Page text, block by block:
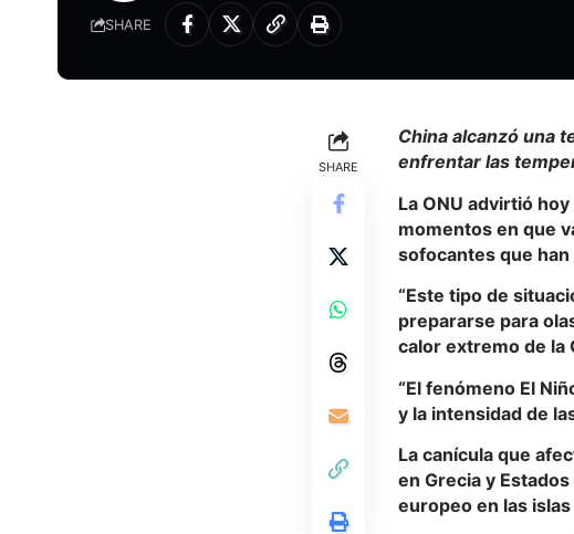
SHARE
SHARE
China alcanzó una
enfrentar las
La ONU advirtió
momentos en que
sofocantes que
“Este tipo de
prepararse para
calor extremo de la
“El fenómeno El
y la intensidad de
La canícula que
en Grecia y
europeo en las